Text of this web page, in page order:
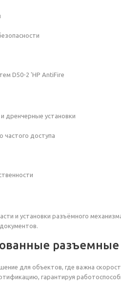
D50-2 'НР AntiFire
дренчерные установки
частого доступа
и установки разъёмного
для объектов, где важна
гарантируя